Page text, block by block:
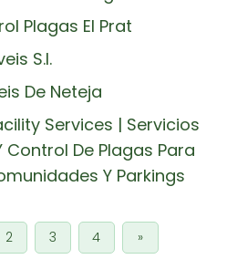
Plagas El Prat
S.l.
De Neteja
Services | Servicios
Control De Plagas Para
Y Parkings
2 3 4 »